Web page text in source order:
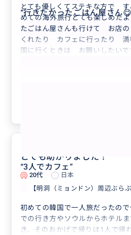
“行きたかったごはん屋さん
“3人でカフェ”
とても優しくてステキな方で す
めての海外旅行とても楽しめた
たごはん屋さんも行けて お店の
くれたり カフェに行ったり
国に行くときは お願いしたいで
とても助かりました！
20代
日本
【明洞（ミョンドン）周辺ぶら
初めての韓国で一人旅だったの
での行き方やソウルからホテル
き、そのおかげで帰りは1人で帰